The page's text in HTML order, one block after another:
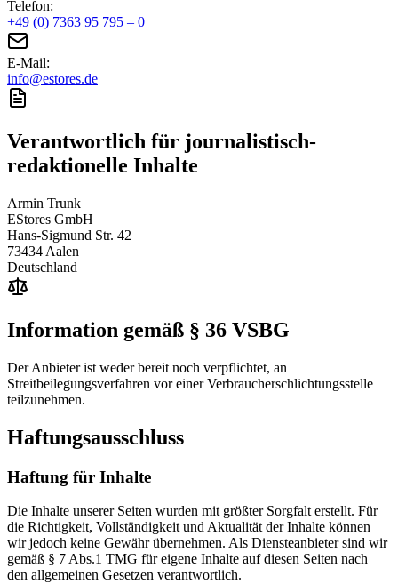
Telefon:
+49 (0) 7363 95 795 – 0
E-Mail:
info@estores.de
Verantwortlich für journalistisch-
redaktionelle Inhalte
Armin Trunk
EStores GmbH
Hans-Sigmund Str. 42
73434 Aalen
Deutschland
Information gemäß § 36 VSBG
Der Anbieter ist weder bereit noch verpflichtet, an
Streitbeilegungsverfahren vor einer Verbraucherschlichtungsstelle
teilzunehmen.
Haftungsausschluss
Haftung für Inhalte
Die Inhalte unserer Seiten wurden mit größter Sorgfalt erstellt. Für
die Richtigkeit, Vollständigkeit und Aktualität der Inhalte können
wir jedoch keine Gewähr übernehmen. Als Diensteanbieter sind wir
gemäß § 7 Abs.1 TMG für eigene Inhalte auf diesen Seiten nach
den allgemeinen Gesetzen verantwortlich.